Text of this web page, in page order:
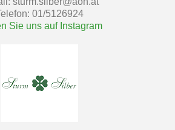
01/5126924
Sie uns auf Instagram